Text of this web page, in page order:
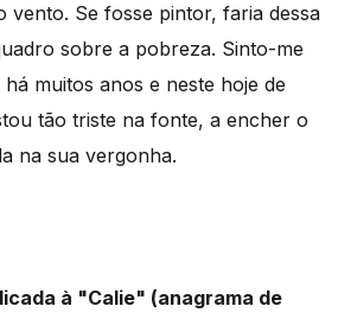
vento. Se fosse pintor, faria dessa
sobre a pobreza. Sinto-me
muitos anos e neste hoje de
tão triste na fonte, a encher o
na sua vergonha.
à "Calie" (anagrama de